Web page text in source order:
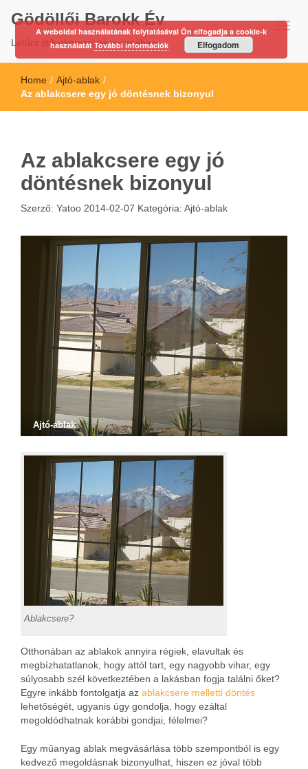
Gödöllői Barokk Év
Letűnt stíluskorszakok nyomában…
Home / Ajtó-ablak /
Az ablakcsere egy jó döntésnek bizonyul
Az ablakcsere egy jó
döntésnek bizonyul
Szerző: Yatoo 2014-02-07 Kategória: Ajtó-ablak
Ajtó-ablak
Ablakcsere?
Otthonában az ablakok annyira régiek, elavultak és
megbízhatatlanok, hogy attól tart, egy nagyobb vihar, egy
súlyosabb szél következtében a lakásban fogja találni őket?
Egyre inkább fontolgatja az ablakcsere melletti döntés
lehetőségét, ugyanis úgy gondolja, hogy ezáltal
megoldódhatnak korábbi gondjai, félelmei?
Egy műanyag ablak megvásárlása több szempontból is egy
kedvező megoldásnak bizonyulhat, hiszen ez jóval több
A weboldal használatának folytatásával Ön elfogadja a cookie-k
használatátTovábbi információk Elfogadom